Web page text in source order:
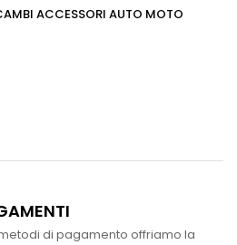
ACCESSORI AUTO MOTO
di pagamento offriamo la